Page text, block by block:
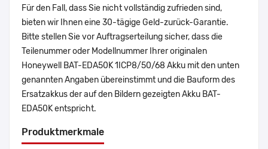
Für den Fall, dass Sie nicht vollständig zufrieden sind,
bieten wir Ihnen eine 30-tägige Geld-zurück-Garantie.
Bitte stellen Sie vor Auftragserteilung sicher, dass die
Teilenummer oder Modellnummer Ihrer originalen
Honeywell BAT-EDA50K 1ICP8/50/68 Akku mit den unten
genannten Angaben übereinstimmt und die Bauform des
Ersatzakkus der auf den Bildern gezeigten Akku BAT-
EDA50K entspricht.
Produktmerkmale